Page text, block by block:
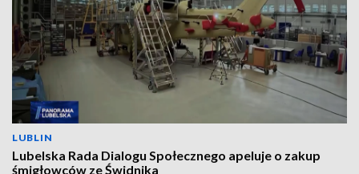
LUBLIN
Lubelska Rada Dialogu Społecznego apeluje o zakup
śmigłowców ze Świdnika